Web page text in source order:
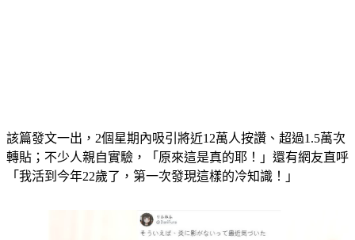
轉貼；不少人親自實驗，「原來這是真的耶！」還有網友直呼
「我活到今年22歲了，第一次發現這樣的冷知識！」